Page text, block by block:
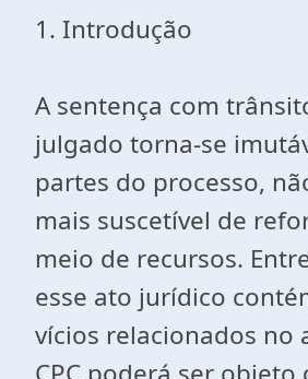
1. Introdução
A sentença com
julgado torna-se
partes do processo,
mais suscetível de
meio de recursos.
esse ato jurídico
vícios relacionados no